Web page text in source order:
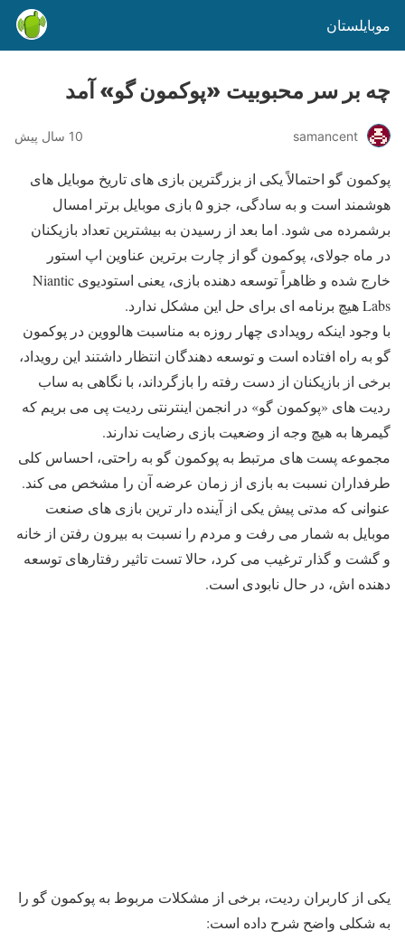
موبایلستان
چه بر سر محبوبیت «پوکمون گو» آمد
samancent 10 سال پیش
پوکمون گو احتمالاً یکی از بزرگترین بازی های تاریخ موبایل های
هوشمند است و به سادگی، جزو ۵ بازی موبایل برتر امسال
برشمرده می شود. اما بعد از رسیدن به بیشترین تعداد بازیکنان
در ماه جولای، پوکمون گو از چارت برترین عناوین اپ استور
خارج شده و ظاهراً توسعه دهنده بازی، یعنی استودیوی Niantic
Labs هیچ برنامه ای برای حل این مشکل ندارد.
با وجود اینکه رویدادی چهار روزه به مناسبت هالووین در پوکمون
گو به راه افتاده است و توسعه دهندگان انتظار داشتند این رویداد،
برخی از بازیکنان از دست رفته را بازگرداند، با نگاهی به ساب
ردیت های «پوکمون گو» در انجمن اینترنتی ردیت پی می بریم که
گیمرها به هیچ وجه از وضعیت بازی رضایت ندارند.
مجموعه پست های مرتبط به پوکمون گو به راحتی، احساس کلی
طرفداران نسبت به بازی از زمان عرضه آن را مشخص می کند.
عنوانی که مدتی پیش یکی از آینده دار ترین بازی های صنعت
موبایل به شمار می رفت و مردم را نسبت به بیرون رفتن از خانه
و گشت و گذار ترغیب می کرد، حالا تست تاثیر رفتارهای توسعه
دهنده اش، در حال نابودی است.
یکی از کاربران ردیت، برخی از مشکلات مربوط به پوکمون گو را
به شکلی واضح شرح داده است: